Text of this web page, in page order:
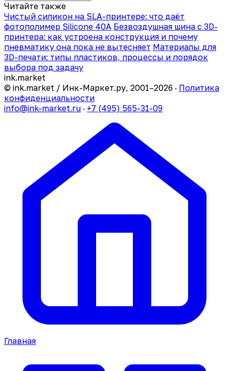
Читайте также
Чистый силикон на SLA-принтере: что даёт
фотополимер Silicone 40A Безвоздушная шина с 3D-
принтера: как устроена конструкция и почему
пневматику она пока не вытесняет Материалы для
3D-печати: типы пластиков, процессы и порядок
выбора под задачу
ink.market
© ink.market / Инк-Маркет.ру, 2001–2026 · Политика
конфиденциальности
info@ink-market.ru · +7 (495) 565-31-09
Главная